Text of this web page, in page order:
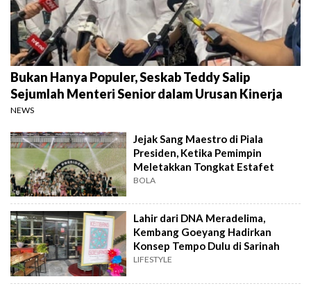
Bukan Hanya Populer, Seskab Teddy Salip
Sejumlah Menteri Senior dalam Urusan Kinerja
NEWS
Jejak Sang Maestro di Piala
Presiden, Ketika Pemimpin
Meletakkan Tongkat Estafet
BOLA
Lahir dari DNA Meradelima,
Kembang Goeyang Hadirkan
Konsep Tempo Dulu di Sarinah
LIFESTYLE